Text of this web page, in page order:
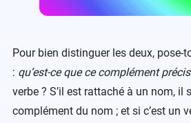
Pour bien distinguer les deux, pose-
: qu’est-ce que ce complément
verbe ? S’il est rattaché à un nom, il
complément du nom ; et si c’est un